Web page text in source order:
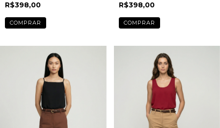
R$398,00
COMPRAR
R$398,00
COMPRAR